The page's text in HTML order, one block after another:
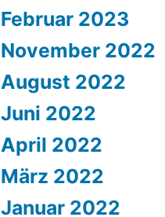
Februar 2023
November 2022
August 2022
Juni 2022
April 2022
März 2022
Januar 2022